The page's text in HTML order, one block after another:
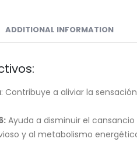
ADDITIONAL INFORMATION
: Contribuye a aliviar la
Ayuda a disminuir el
y al metabolismo